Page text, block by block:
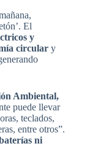
El
y
circular y
Ambiental,
puede llevar
teclados,
entre otros”.
ni